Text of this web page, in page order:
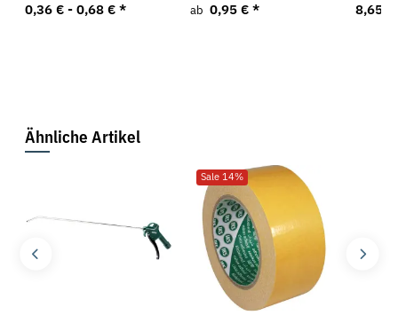
0,36 € - 0,68 € *
ab 0,95 € * 8,65
Ähnliche Artikel
Sale 14%